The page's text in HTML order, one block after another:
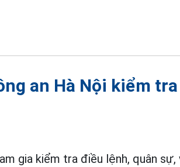
an Hà Nội kiểm
gia kiểm tra điều lệnh, quân